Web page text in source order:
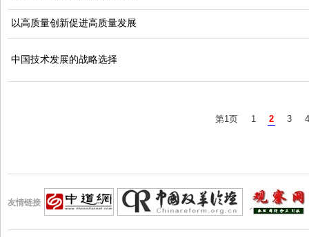
以高质量创新促进高质量发展
中国技术发展的战略选择
第1页 1 2 3 4
友情链接